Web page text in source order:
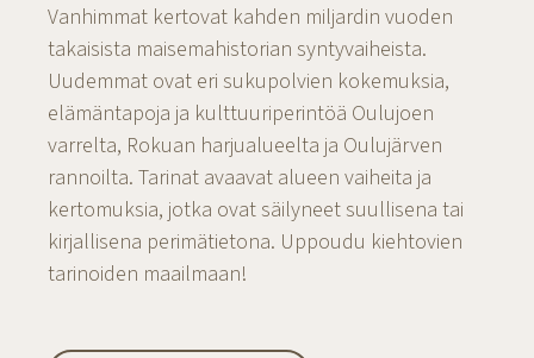
Vanhimmat kertovat kahden miljardin vuoden
takaisista maisemahistorian syntyvaiheista.
Uudemmat ovat eri sukupolvien kokemuksia,
elämäntapoja ja kulttuuriperintöä Oulujoen
varrelta, Rokuan harjualueelta ja Oulujärven
rannoilta. Tarinat avaavat alueen vaiheita ja
kertomuksia, jotka ovat säilyneet suullisena tai
kirjallisena perimätietona. Uppoudu kiehtovien
tarinoiden maailmaan!